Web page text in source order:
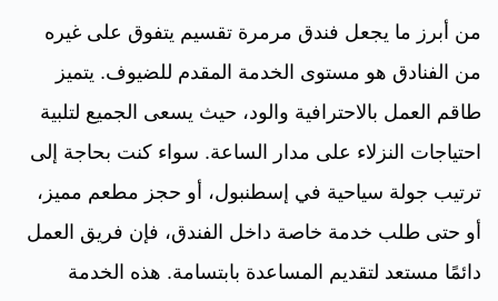
من أبرز ما يجعل فندق مرمرة تقسيم يتفوق على غيره
من الفنادق هو مستوى الخدمة المقدم للضيوف. يتميز
طاقم العمل بالاحترافية والود، حيث يسعى الجميع لتلبية
احتياجات النزلاء على مدار الساعة. سواء كنت بحاجة إلى
ترتيب جولة سياحية في إسطنبول، أو حجز مطعم مميز،
أو حتى طلب خدمة خاصة داخل الفندق، فإن فريق العمل
دائمًا مستعد لتقديم المساعدة بابتسامة. هذه الخدمة